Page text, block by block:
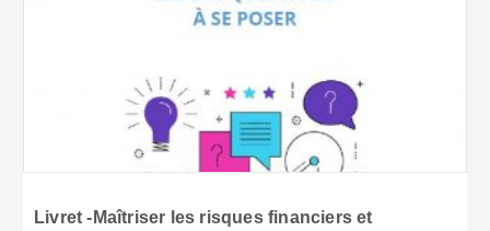
Livret -Maîtriser les risques financiers et